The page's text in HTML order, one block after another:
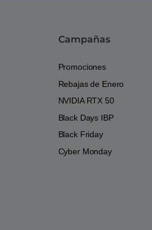
Campañas
Promociones
Rebajas de Enero
NVIDIA RTX 50
Black Days IBP
Black Friday
Cyber Monday